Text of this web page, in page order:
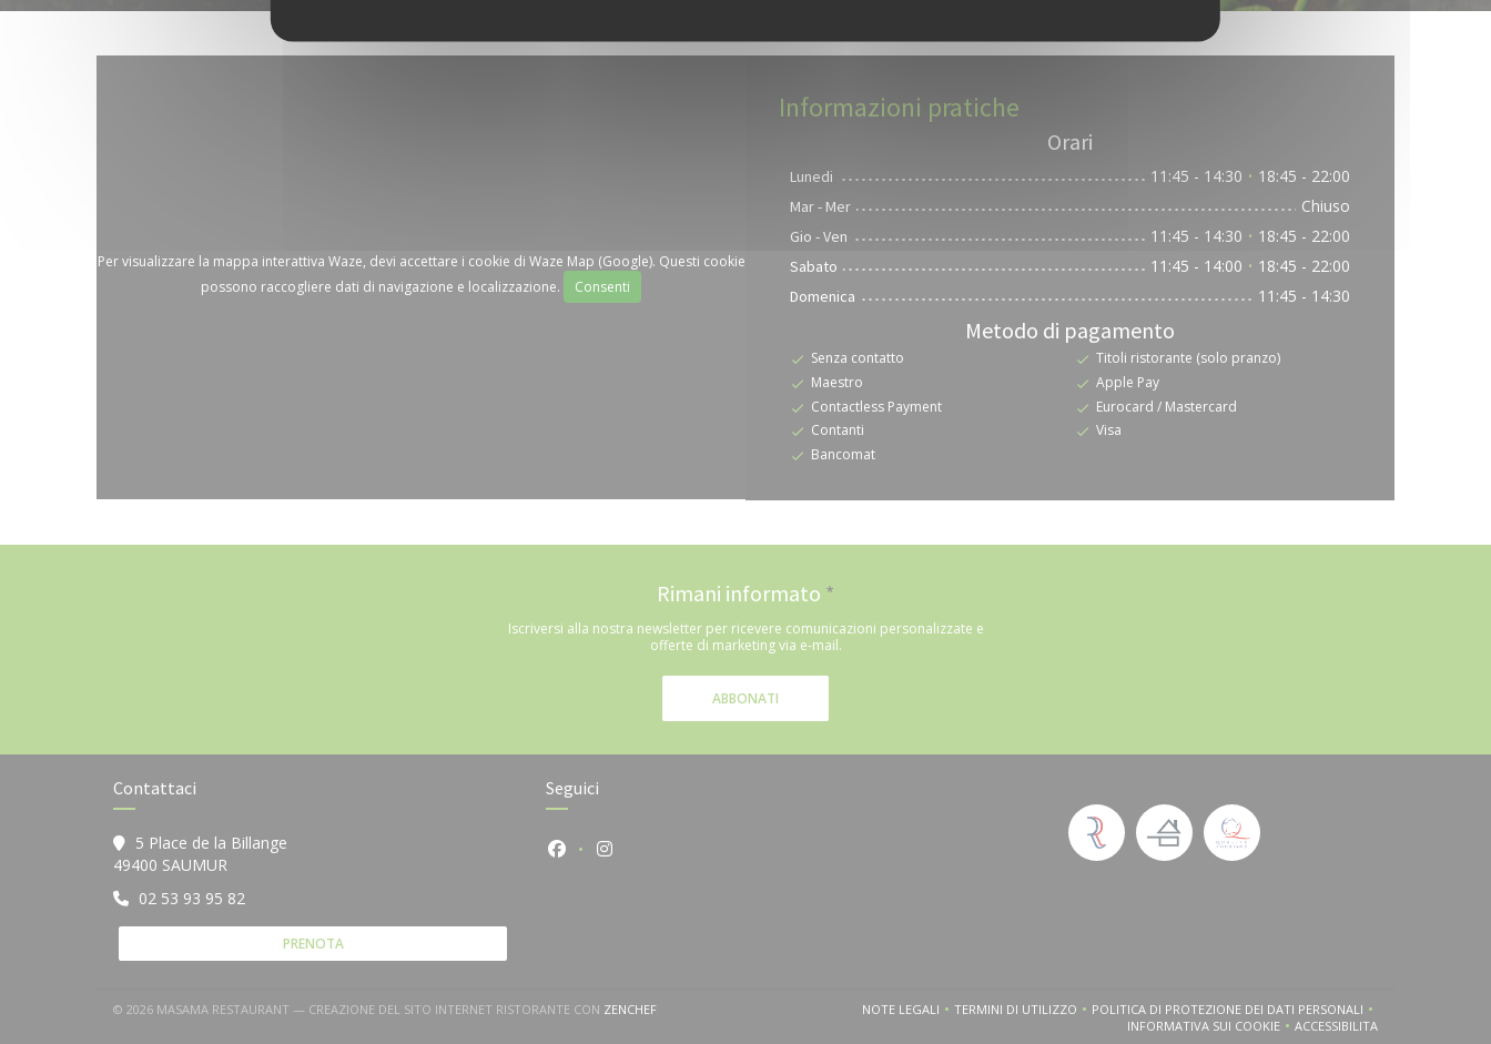
Per visualizzare la mappa interattiva Waze, devi accettare i cookie di Waze Map (Google). Questi cookie
possono raccogliere dati di navigazione e localizzazione.
Consenti
Informazioni pratiche
Orari
Lunedi 11:45 - 14:30 • 18:45 - 22:00
Mar- Mer Chiuso
Gio -Ven 11:45 - 14:30 • 18:45 - 22:00
Sabato 11:45 - 14:00 • 18:45 - 22:00
Domenica 11:45 - 14:30
Metodo di pagamento
Senza contatto
Titoli ristorante (solo pranzo)
Maestro
Apple Pay
Contactless Payment
Eurocard / Mastercard
Contanti
Visa
Bancomat
Rimani informato *
Iscriversi alla nostra newsletter per ricevere comunicazioni personalizzate e
offerte di marketing via e-mail.
ABBONATI
Contattaci
5 Place de la Billange
49400 SAUMUR
02 53 93 95 82
PRENOTA
Seguici
Facebook ((apre una nuova finestra))
Instagram ((apre una nuova finestra))
© 2026 MASAMA RESTAURANT — CREAZIONE DEL SITO INTERNET RISTORANTE CON ZENCHEF((APRE UNA NUOVA FINESTRA)) NOTE LEGALI((APRE UNA NUOVA FINESTRA))
TERMINI DI UTILIZZO((APRE UNA NUOVA FINESTRA))
POLITICA DI PROTEZIONE DEI DATI PERSONALI
((APRE UNA NUOVA FINESTRA))
INFORMATIVA SUI COOKIE((APRE UNA NUOVA FINESTRA))
ACCESSIBILITA((APRE UNA NUOVA